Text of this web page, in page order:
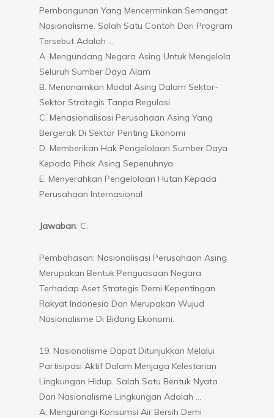
Pembangunan Yang Mencerminkan Semangat
Nasionalisme. Salah Satu Contoh Dari Program
Tersebut Adalah …
A. Mengundang Negara Asing Untuk Mengelola
Seluruh Sumber Daya Alam
B. Menanamkan Modal Asing Dalam Sektor-
Sektor Strategis Tanpa Regulasi
C. Menasionalisasi Perusahaan Asing Yang
Bergerak Di Sektor Penting Ekonomi
D. Memberikan Hak Pengelolaan Sumber Daya
Kepada Pihak Asing Sepenuhnya
E. Menyerahkan Pengelolaan Hutan Kepada
Perusahaan Internasional
Jawaban: C.
Pembahasan: Nasionalisasi Perusahaan Asing
Merupakan Bentuk Penguasaan Negara
Terhadap Aset Strategis Demi Kepentingan
Rakyat Indonesia Dan Merupakan Wujud
Nasionalisme Di Bidang Ekonomi.
19. Nasionalisme Dapat Ditunjukkan Melalui
Partisipasi Aktif Dalam Menjaga Kelestarian
Lingkungan Hidup. Salah Satu Bentuk Nyata
Dari Nasionalisme Lingkungan Adalah …
A. Mengurangi Konsumsi Air Bersih Demi